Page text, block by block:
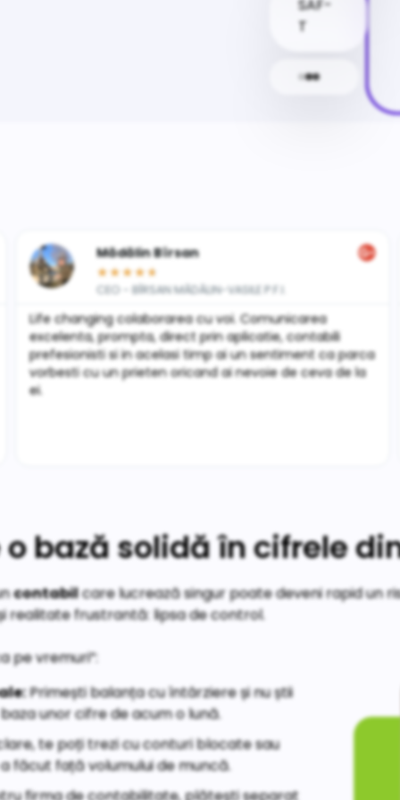
SAF-
T
Bîrsan
MĂDĂLIN-VASILE P.F.I.
cu voi. Comunicarea
direct prin aplicatie, contabili
timp ai un sentiment ca parca
oricand ai nevoie de ceva de la
Iosif
CEO -
Using Keez
happy with the
people. Extremely
answers even for
bază solidă în cifrele
contabilcare lucrează singur poate deveni rapid un
realitate frustrantă: lipsa de control.
pe vremuri”:
Primești balanța cu întârziere și nu știi
unor cifre de acum o lună.
te poți trezi cu conturi blocate sau
făcut față volumului de muncă.
firma de contabilitate, plătești separat